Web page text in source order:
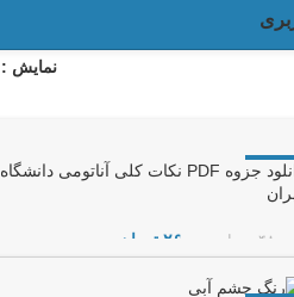
نمایش
-46%
دانلود جزوه PDF نکات کلی آناتومی دانشگاه
تومان ۲۶,۰۰۰ تومان
افزودن به سبد خرید